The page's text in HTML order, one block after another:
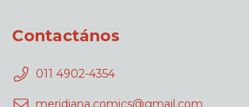
Contactános
011 4902-4354
meridiana.comics@gmail.com